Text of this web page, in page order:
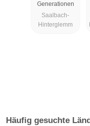
Generationen
Saalbach-
Hinterglemm
Häufig gesuchte